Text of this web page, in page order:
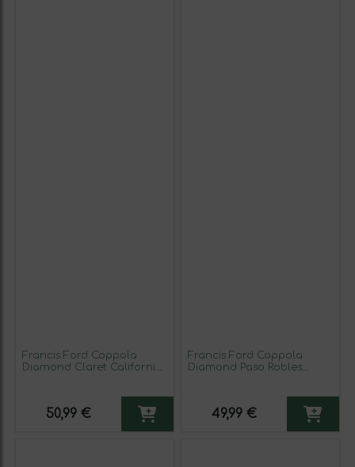
Francis Ford Coppola
Diamond Claret California
50,99 €
Francis Ford Coppola
Diamond Paso Robles
49,99 €